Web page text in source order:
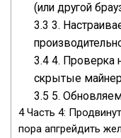
(или другой
3.3 3.
3.4 4. Проверка
скрытые
3.5 5.
4Часть 4:
пора апгрейдить